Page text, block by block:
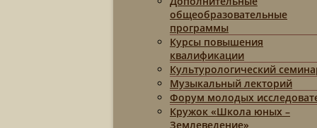
общеобразовательные
программы
Курсы повышения
квалификации
Культурологический
Музыкальный лекторий
Форум молодых
Кружок «Школа юных –
Землеведение»